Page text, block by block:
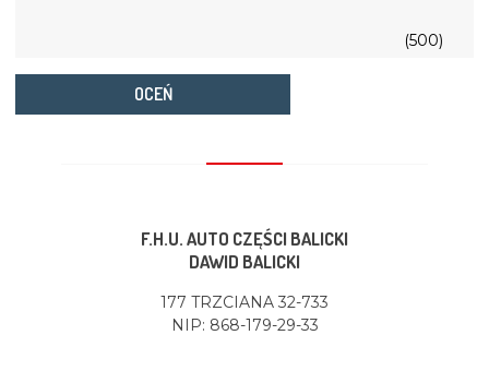
(500)
OCEŃ
F.H.U. AUTO CZĘŚCI BALICKI
DAWID BALICKI
177 TRZCIANA 32-733
NIP: 868-179-29-33